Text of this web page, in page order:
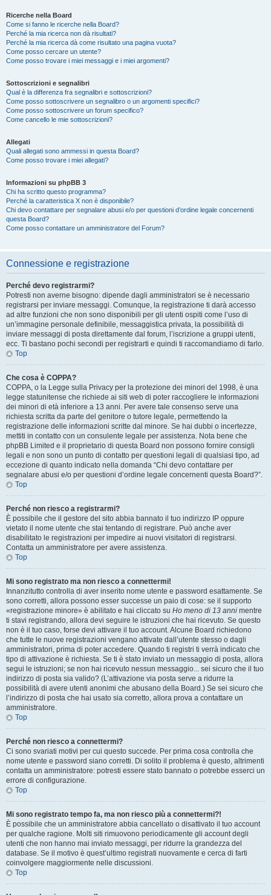
Ricerche nella Board
Come si fanno le ricerche nella Board?
Perché la mia ricerca non dà risultati?
Perché la mia ricerca dà come risultato una pagina vuota?
Come posso cercare un utente?
Come posso trovare i miei messaggi e i miei argomenti?
Sottoscrizioni e segnalibri
Qual è la differenza fra segnalibri e sottoscrizioni?
Come posso sottoscrivere un segnalibro o un argomenti specifici?
Come posso sottoscrivere un forum specifico?
Come cancello le mie sottoscrizioni?
Allegati
Quali allegati sono ammessi in questa Board?
Come posso trovare i miei allegati?
Informazioni su phpBB 3
Chi ha scritto questo programma?
Perché la caratteristica X non è disponibile?
Chi devo contattare per segnalare abusi e/o per questioni d’ordine legale concernenti
questa Board?
Come posso contattare un amministratore del Forum?
Connessione e registrazione
Perché devo registrarmi?
Potresti non averne bisogno: dipende dagli amministratori se è necessario
registrarsi per inviare messaggi. Comunque, la registrazione ti darà accesso
ad altre funzioni che non sono disponibili per gli utenti ospiti come l’uso di
un’immagine personale definibile, messaggistica privata, la possibilità di
inviare messaggi di posta direttamente dal forum, l’iscrizione a gruppi utenti,
ecc. Ti bastano pochi secondi per registrarti e quindi ti raccomandiamo di farlo.
Top
Che cosa è COPPA?
COPPA, o la Legge sulla Privacy per la protezione dei minori del 1998, è una
legge statunitense che richiede ai siti web di poter raccogliere le informazioni
dei minori di età inferiore a 13 anni. Per avere tale consenso serve una
richiesta scritta da parte del genitore o tutore legale, permettendo la
registrazione delle informazioni scritte dal minore. Se hai dubbi o incertezze,
mettiti in contatto con un consulente legale per assistenza. Nota bene che
phpBB Limited e il proprietario di questa Board non possono fornire consigli
legali e non sono un punto di contatto per questioni legali di qualsiasi tipo, ad
eccezione di quanto indicato nella domanda “Chi devo contattare per
segnalare abusi e/o per questioni d’ordine legale concernenti questa Board?”.
Top
Perché non riesco a registrarmi?
È possibile che il gestore del sito abbia bannato il tuo indirizzo IP oppure
vietato il nome utente che stai tentando di registrare. Può anche aver
disabilitato le registrazioni per impedire ai nuovi visitatori di registrarsi.
Contatta un amministratore per avere assistenza.
Top
Mi sono registrato ma non riesco a connettermi!
Innanzitutto controlla di aver inserito nome utente e password esattamente. Se
sono corretti, allora possono esser successe un paio di cose: se il supporto
«registrazione minore» è abilitato e hai cliccato su Ho meno di 13 anni mentre
ti stavi registrando, allora devi seguire le istruzioni che hai ricevuto. Se questo
non è il tuo caso, forse devi attivare il tuo account. Alcune Board richiedono
che tutte le nuove registrazioni vengano attivate dall’utente stesso o dagli
amministratori, prima di poter accedere. Quando ti registri ti verrà indicato che
tipo di attivazione è richiesta. Se ti è stato inviato un messaggio di posta, allora
segui le istruzioni; se non hai ricevuto nessun messaggio... sei sicuro che il tuo
indirizzo di posta sia valido? (L’attivazione via posta serve a ridurre la
possibilità di avere utenti anonimi che abusano della Board.) Se sei sicuro che
l’indirizzo di posta che hai usato sia corretto, allora prova a contattare un
amministratore.
Top
Perché non riesco a connettermi?
Ci sono svariati motivi per cui questo succede. Per prima cosa controlla che
nome utente e password siano corretti. Di solito il problema è questo, altrimenti
contatta un amministratore: potresti essere stato bannato o potrebbe esserci un
errore di configurazione.
Top
Mi sono registrato tempo fa, ma non riesco più a connettermi?!
È possibile che un amministratore abbia cancellato o disattivato il tuo account
per qualche ragione. Molti siti rimuovono periodicamente gli account degli
utenti che non hanno mai inviato messaggi, per ridurre la grandezza del
database. Se il motivo è quest’ultimo registrati nuovamente e cerca di farti
coinvolgere maggiormente nelle discussioni.
Top